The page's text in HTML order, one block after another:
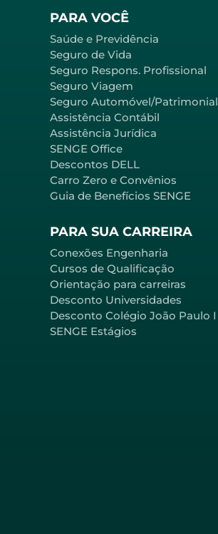
PARA VOCÊ
Saúde e Previdência
Seguro de Vida
Seguro Respons. Profissional
Seguro Viagem
Seguro Automóvel/Patrimonial
Assistência Contábil
Assistência Jurídica
SENGE Office
Descontos DELL
Carro Zero e Convênios
Guia de Benefícios SENGE
PARA SUA CARREIRA
Conexões Engenharia
Cursos de Qualificação
Orientação para carreiras
Desconto Universidades
Desconto Colégio João Paulo I
SENGE Estágios